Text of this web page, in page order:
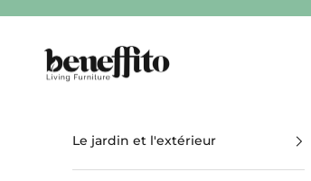
beneffito.com
Le jardin et l'extérieur